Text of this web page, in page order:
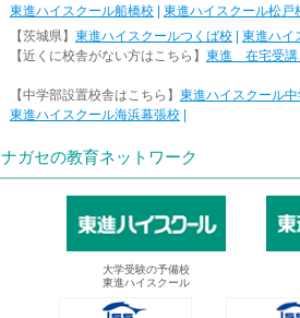
東進ハイスクール船橋校
東進ハイスクール松戸
【茨城県】 東進ハイスクールつくば校
東進ハイ
【近くに校舎がない方はこちら】 東進 在宅受講
【中学部設置校舎はこちら】 東進ハイスクール
東進ハイスクール海浜幕張校
ナガセの教育ネットワーク
大学受験の予備校
東進ハイスクール